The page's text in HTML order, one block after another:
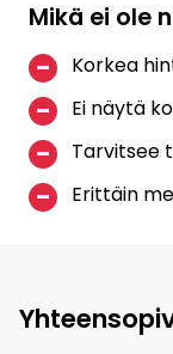
Mikä ei ole
Korkea
Ei näytä
Tarvitsee
Erittäin